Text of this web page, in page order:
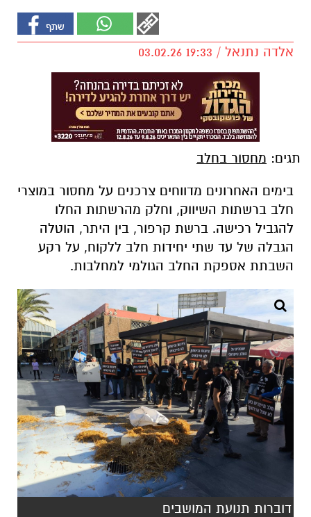
אלדה נתנאל / 19:33 03.02.26
תגים: מחסור בחלב
בימים האחרונים מדווחים צרכנים על מחסור במוצרי
חלב ברשתות השיווק, וחלק מהרשתות החלו
להגביל רכישה. ברשת קרפור, בין היתר, הוטלה
הגבלה של עד שתי יחידות חלב ללקוח, על רקע
השבתת אספקת החלב הגולמי למחלבות.
דוברות תנועת המושבים